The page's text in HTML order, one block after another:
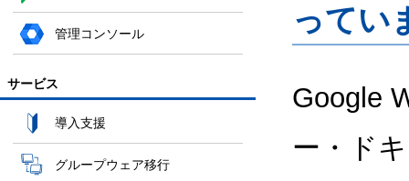
管理コンソール
サービス
導入支援
グループウェア移行
ってい
Google
ー・ド